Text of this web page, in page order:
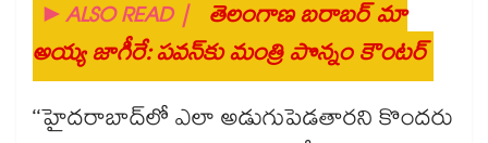
►ALSO READ | తెలంగాణ బరాబర్‌ మా
అయ్య జాగీరే: పవన్⁬కు మంత్రి పొన్నం కౌంటర్
‘‘హైదరాబాద్‌లో ఎలా అడుగుపెడతారని కొందరు